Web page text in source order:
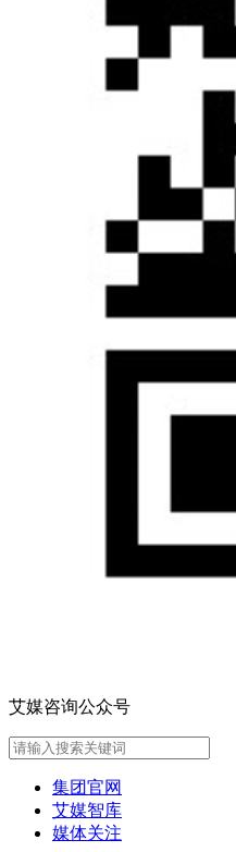
艾媒咨询公众号
集团官网
艾媒智库
媒体关注